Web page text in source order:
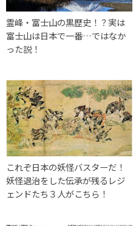
霊峰・富士山の黒歴史！？実は
富士山は日本で一番…ではなか
った説！
これぞ日本の妖怪バスターだ！
妖怪退治をした伝承が残るレジ
ェンドたち３人がこちら！